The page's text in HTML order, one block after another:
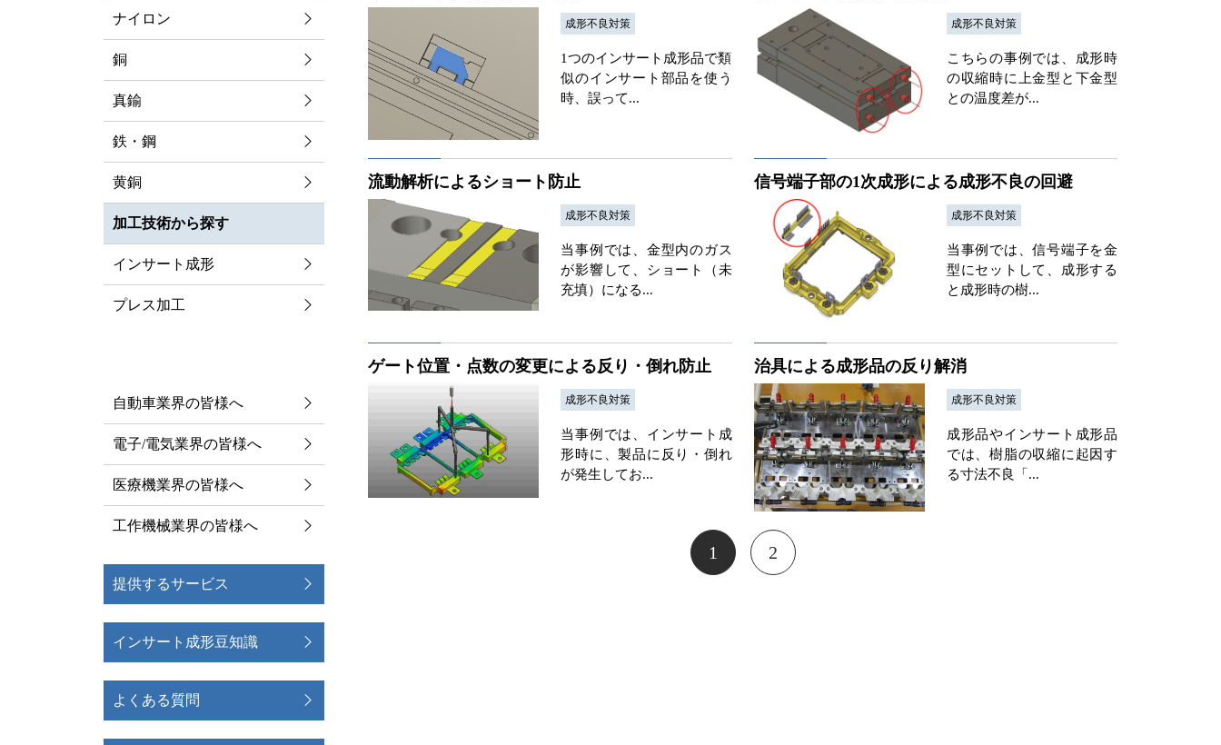
成形不良対策
1つのインサート成形品で類
似のインサート部品を使う
時、誤って...
成形不良対策
こちらの事例では、成形時
の収縮時に上金型と下金型
との温度差が...
流動解析によるショート防止
成形不良対策
当事例では、金型内のガス
が影響して、ショート（未
充填）になる...
信号端子部の1次成形による成形不良の回避
成形不良対策
当事例では、信号端子を金
型にセットして、成形する
と成形時の樹...
ゲート位置・点数の変更による反り・倒れ防止
成形不良対策
当事例では、インサート成
形時に、製品に反り・倒れ
が発生してお...
治具による成形品の反り解消
成形不良対策
成形品やインサート成形品
では、樹脂の収縮に起因す
る寸法不良「...
1 2
ナイロン
銅
真鍮
鉄・鋼
黄銅
加工技術から探す
インサート成形
プレス加工
自動車業界の皆様へ
電子/電気業界の皆様へ
医療機業界の皆様へ
工作機械業界の皆様へ
提供するサービス
インサート成形豆知識
よくある質問